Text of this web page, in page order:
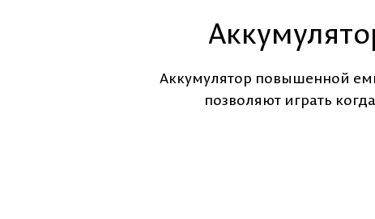
Аккумулятор повышенной
позволяют играть